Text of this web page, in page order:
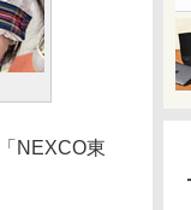
NEXCO東